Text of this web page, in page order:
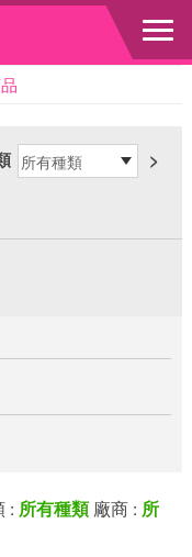
>
: 所有種類廠商 : 所